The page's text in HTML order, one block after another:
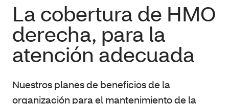
La cobertura de HMO
derecha, para la
atención adecuada
Nuestros planes de beneficios de la
organización para el mantenimiento de la